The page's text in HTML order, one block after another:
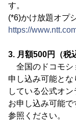
す。
(*6)かけ放題オプ
https://
3. 月額500円（税
全国のドコモシ
申し込み可能と
している公式オ
お申し込み可能
参照ください。